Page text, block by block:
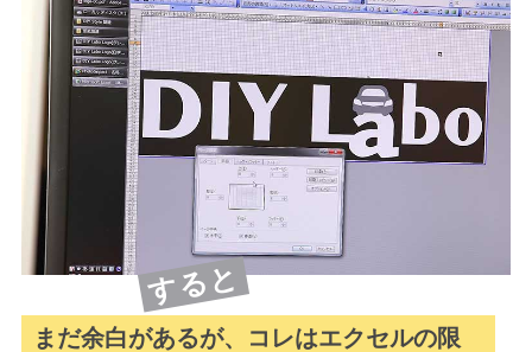
すると
まだ余白があるが、コレはエクセルの限